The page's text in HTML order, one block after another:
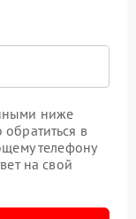
ниже
в
телефону
на свой